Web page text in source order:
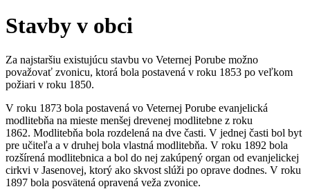
Stavby v obci
Za najstaršiu existujúcu stavbu vo Veternej Porube možno
považovať zvonicu, ktorá bola postavená v roku 1853 po veľkom
požiari v roku 1850.
V roku 1873 bola postavená vo Veternej Porube evanjelická
modlitebňa na mieste menšej drevenej modlitebne z roku
1862. Modlitebňa bola rozdelená na dve časti. V jednej časti bol byt
pre učiteľa a v druhej bola vlastná modlitebňa. V roku 1892 bola
rozšírená modlitebnica a bol do nej zakúpený organ od evanjelickej
cirkvi v Jasenovej, ktorý ako skvost slúži po oprave dodnes. V roku
1897 bola posvätená opravená veža zvonice.